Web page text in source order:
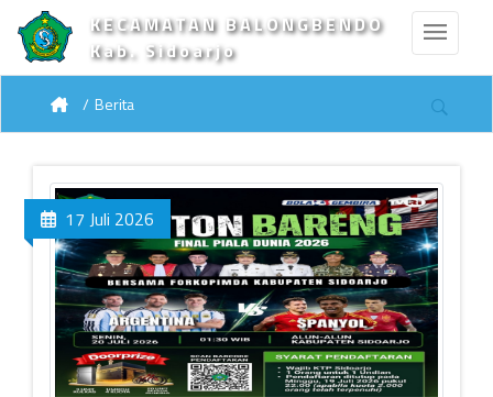
KECAMATAN BALONGBENDO
Kab. Sidoarjo
Berita
17 Juli 2026